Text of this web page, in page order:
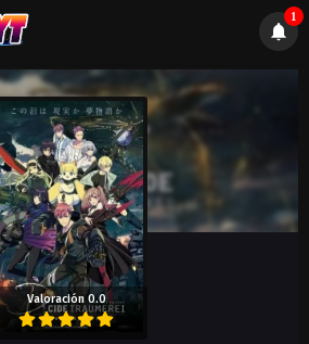
1
Valoración 0.0